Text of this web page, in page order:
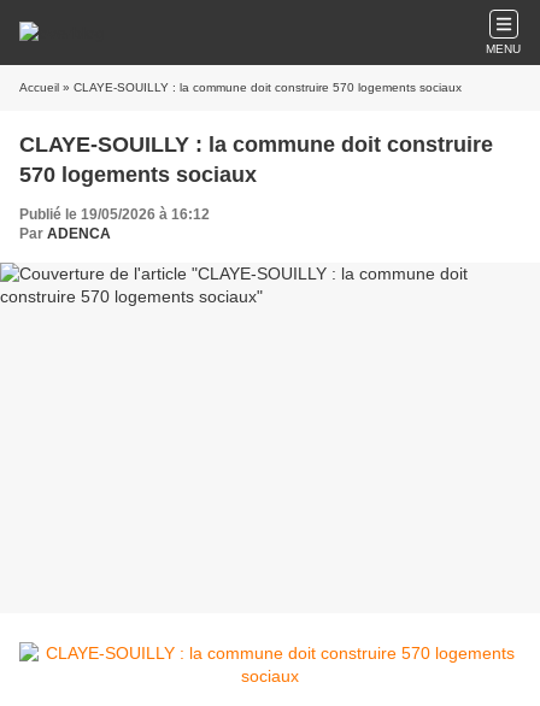
MENU
Accueil » CLAYE-SOUILLY : la commune doit construire 570 logements sociaux
CLAYE-SOUILLY : la commune doit construire
570 logements sociaux
Publié le 19/05/2026 à 16:12
Par ADENCA